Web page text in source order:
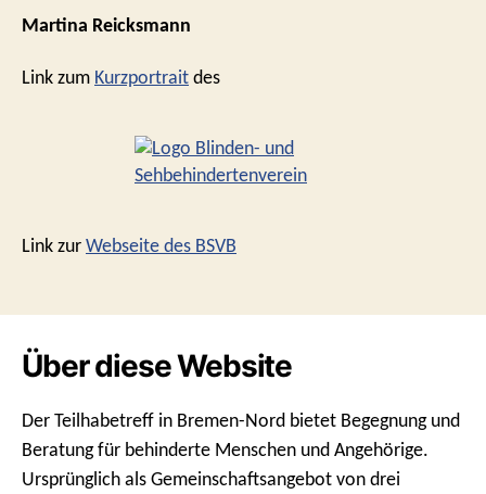
Martina Reicksmann
Link zum Kurzportrait des
Link zur Webseite des BSVB
Über diese Website
Der Teilhabetreff in Bremen-Nord bietet Begegnung und
Beratung für behinderte Menschen und Angehörige.
Ursprünglich als Gemeinschaftsangebot von drei